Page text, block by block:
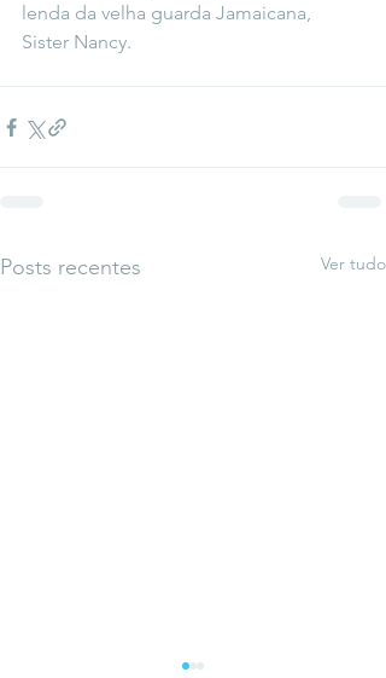
lenda da velha guarda Jamaicana,
Sister Nancy.
Posts recentes Ver tudo